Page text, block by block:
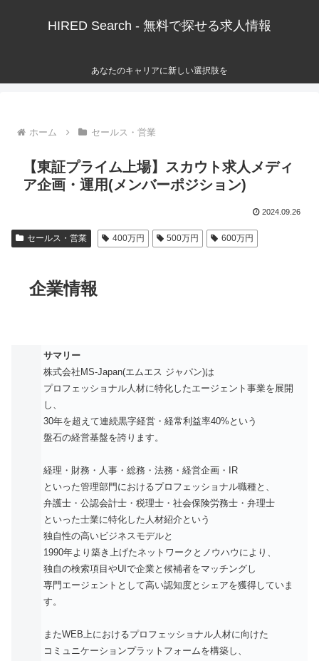
HIRED Search - 無料で探せる求人情報
あなたのキャリアに新しい選択肢を
ホーム セールス・営業
【東証プライム上場】スカウト求人メディ
ア企画・運用(メンバーポジション)
2024.09.26
セールス・営業 400万円 500万円 600万円
企業情報
サマリー
株式会社MS-Japan(エムエス ジャパン)は
プロフェッショナル人材に特化したエージェント事業を展開
し、
30年を超えて連続黒字経営・経常利益率40%という
盤石の経営基盤を誇ります。
経理・財務・人事・総務・法務・経営企画・IR
といった管理部門におけるプロフェッショナル職種と、
弁護士・公認会計士・税理士・社会保険労務士・弁理士
といった士業に特化した人材紹介という
独自性の高いビジネスモデルと
1990年より築き上げたネットワークとノウハウにより、
独自の検索項目やUIで企業と候補者をマッチングし
専門エージェントとして高い認知度とシェアを獲得していま
す。
またWEB上におけるプロフェッショナル人材に向けた
コミュニケーションプラットフォームを構築し、